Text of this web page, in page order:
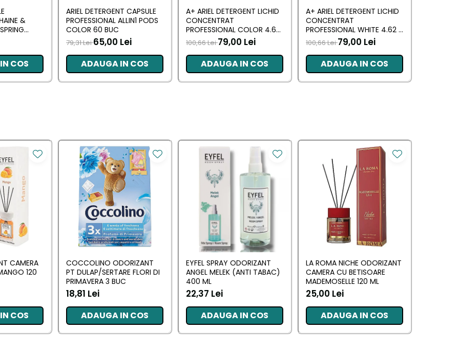
&
COS
ARIEL DETERGENT CAPSULE
PROFESSIONAL ALLIN1 PODS
COLOR 60 BUC
79,31 Lei65,00 Lei
ADAUGA IN COS
A+ ARIEL DETERGENT LICHID
CONCENTRAT
PROFESSIONAL COLOR 4.62
L (102 SPALARI)
100,66 Lei79,00 Lei
ADAUGA IN COS
A+ ARIEL DETERGENT LICHID
CONCENTRAT
PROFESSIONAL WHITE 4.62 L
(102 SPALARI)
100,66 Lei79,00 Lei
ADAUGA IN COS
CAMERA
120
COS
COCCOLINO ODORIZANT
PT DULAP/SERTARE FLORI DI
PRIMAVERA 3 BUC
18,81 Lei
ADAUGA IN COS
EYFEL SPRAY ODORIZANT
ANGEL MELEK (ANTI TABAC)
400 ML
22,37 Lei
ADAUGA IN COS
LA ROMA NICHE ODORIZANT
CAMERA CU BETISOARE
MADEMOSELLE 120 ML
25,00 Lei
ADAUGA IN COS